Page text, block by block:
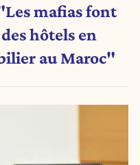
hôtels en
au Maroc"